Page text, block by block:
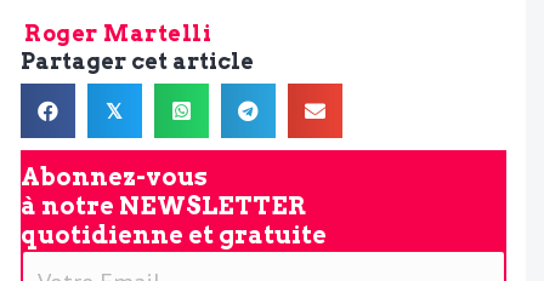
Roger Martelli
Partager cet article
𝕏
Abonnez-vous
à notre NEWSLETTER
quotidienne et gratuite
V